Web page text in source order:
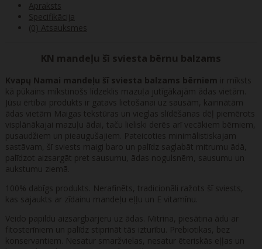
Apraksts
Specifikācija
(0) Atsauksmes
KN mandeļu šī sviesta bērnu balzams
Kvapų Namai mandeļu šī sviesta balzams bērniem ir mīksts
kā pūkains mīkstinošs līdzeklis mazuļa jutīgākajām ādas vietām.
Jūsu ērtībai produkts ir gatavs lietošanai uz sausām, kairinātām
ādas vietām Maigas tekstūras un vieglas slīdēšanas dēļ piemērots
visplānākajai mazuļu ādai, taču lieliski derēs arī vecākiem bērniem,
pusaudžiem un pieaugušajiem. Pateicoties minimālistiskajam
sastāvam, šī sviests maigi baro un palīdz saglabāt mitrumu ādā,
palīdzot aizsargāt pret sausumu, ādas nogulsnēm, sausumu un
aukstumu ziemā.
100% dabīgs produkts. Nerafinēts, tradicionāli ražots šī sviests,
kas sajaukts ar zīdainu mandeļu eļļu un E vitamīnu.
Veido papildu aizsargbarjeru uz ādas. Mitrina, piesātina ādu ar
fitosterīniem un palīdz stiprināt tās izturību. Prebiotikas, bez
konservantiem. Nesatur smaržvielas, nesatur ēteriskās eļļas un